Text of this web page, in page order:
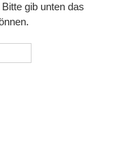
gib unten das